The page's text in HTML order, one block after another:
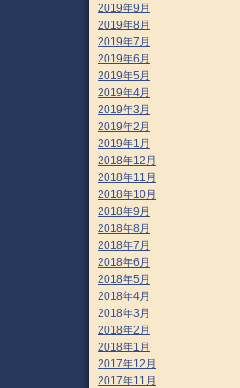
2019年9月
2019年8月
2019年7月
2019年6月
2019年5月
2019年4月
2019年3月
2019年2月
2019年1月
2018年12月
2018年11月
2018年10月
2018年9月
2018年8月
2018年7月
2018年6月
2018年5月
2018年4月
2018年3月
2018年2月
2018年1月
2017年12月
2017年11月